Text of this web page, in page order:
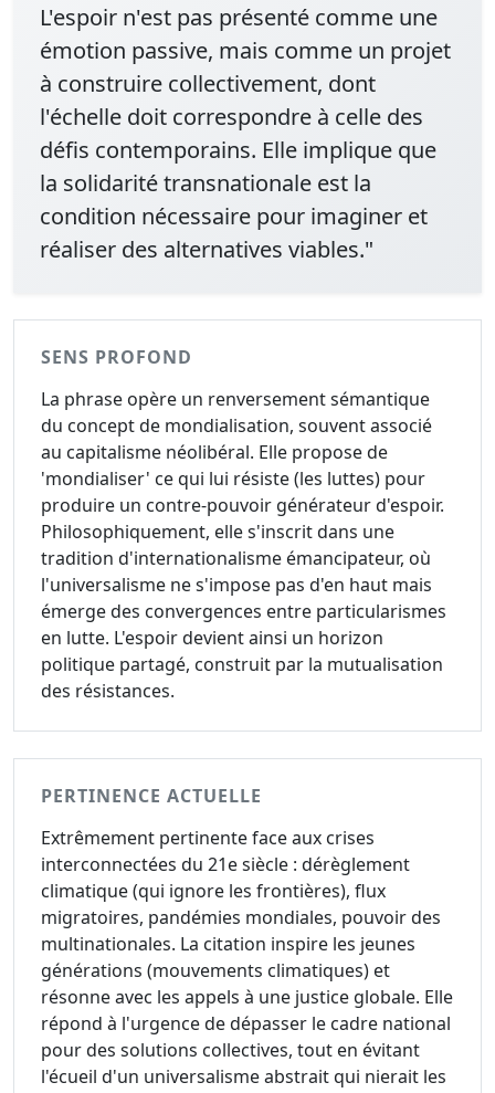
L'espoir n'est pas présenté comme une
émotion passive, mais comme un projet
à construire collectivement, dont
l'échelle doit correspondre à celle des
défis contemporains. Elle implique que
la solidarité transnationale est la
condition nécessaire pour imaginer et
réaliser des alternatives viables."
SENS PROFOND
La phrase opère un renversement sémantique
du concept de mondialisation, souvent associé
au capitalisme néolibéral. Elle propose de
'mondialiser' ce qui lui résiste (les luttes) pour
produire un contre-pouvoir générateur d'espoir.
Philosophiquement, elle s'inscrit dans une
tradition d'internationalisme émancipateur, où
l'universalisme ne s'impose pas d'en haut mais
émerge des convergences entre particularismes
en lutte. L'espoir devient ainsi un horizon
politique partagé, construit par la mutualisation
des résistances.
PERTINENCE ACTUELLE
Extrêmement pertinente face aux crises
interconnectées du 21e siècle : dérèglement
climatique (qui ignore les frontières), flux
migratoires, pandémies mondiales, pouvoir des
multinationales. La citation inspire les jeunes
générations (mouvements climatiques) et
résonne avec les appels à une justice globale. Elle
répond à l'urgence de dépasser le cadre national
pour des solutions collectives, tout en évitant
l'écueil d'un universalisme abstrait qui nierait les